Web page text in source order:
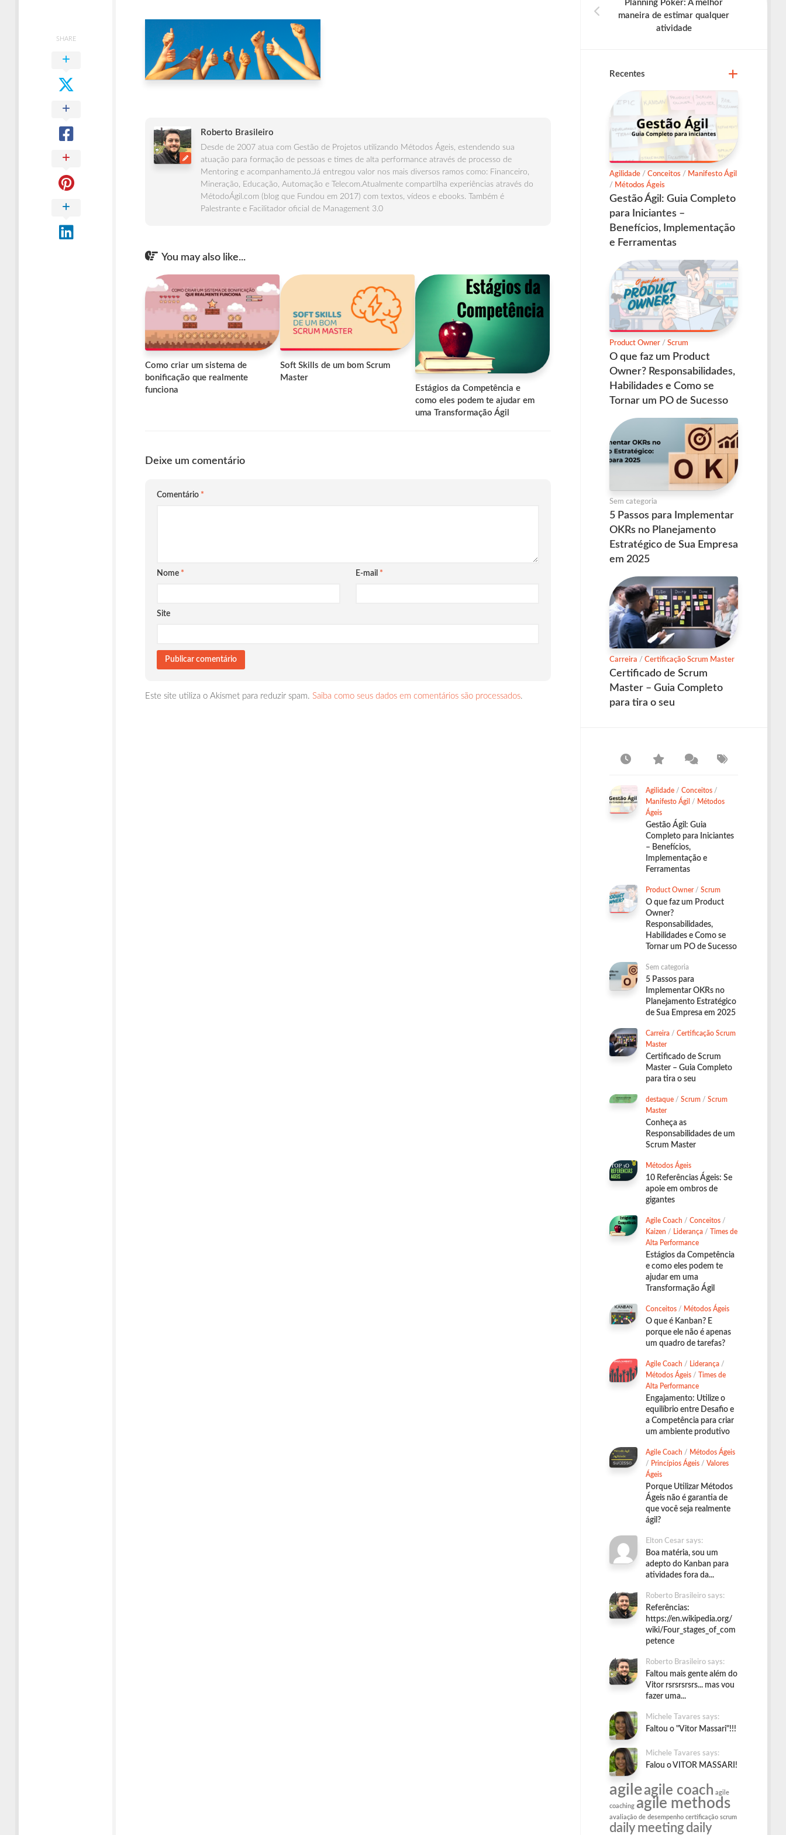
Ágeis
SHARE
Roberto Brasileiro
Desde de 2007 atua com Gestão de Projetos utilizando Métodos Ágeis, estendendo sua
atuação para formação de pessoas e times de alta performance através de processo de
Mentoring e acompanhamento.Já entregou valor nos mais diversos ramos como: Financeiro,
Mineração, Educação, Automação e Telecom.Atualmente compartilha experiências através do
MétodoÁgil.com (blog que Fundou em 2017) com textos, vídeos e ebooks. Também é
Palestrante e Facilitador oficial de Management 3.0
You may also like...
Como criar um sistema de
bonificação que realmente
funciona
Soft Skills de um bom Scrum
Master
Estágios da Competência e
como eles podem te ajudar em
uma Transformação Ágil
Deixe um comentário
Comentário *
Nome * E-mail *
Site
Este site utiliza o Akismet para reduzir spam. Saiba como seus dados em comentários são processados.
Planning Poker: A melhor
maneira de estimar qualquer
atividade
Recentes
Agilidade / Conceitos / Manifesto Ágil
/ Métodos Ágeis
Gestão Ágil: Guia Completo
para Iniciantes –
Benefícios, Implementação
e Ferramentas
Product Owner / Scrum
O que faz um Product
Owner? Responsabilidades,
Habilidades e Como se
Tornar um PO de Sucesso
Sem categoria
5 Passos para Implementar
OKRs no Planejamento
Estratégico de Sua Empresa
em 2025
Carreira / Certificação Scrum Master
Certificado de Scrum
Master – Guia Completo
para tira o seu
Agilidade / Conceitos /
Manifesto Ágil / Métodos
Ágeis
Gestão Ágil: Guia
Completo para Iniciantes
– Benefícios,
Implementação e
Ferramentas
Product Owner/ Scrum
O que faz um Product
Owner?
Responsabilidades,
Habilidades e Como se
Tornar um PO de Sucesso
Sem categoria
5 Passos para
Implementar OKRs no
Planejamento Estratégico
de Sua Empresa em 2025
Carreira / Certificação Scrum
Master
Certificado de Scrum
Master – Guia Completo
para tira o seu
destaque / Scrum / Scrum
Master
Conheça as
Responsabilidades de um
Scrum Master
Métodos Ágeis
10 Referências Ágeis: Se
apoie em ombros de
gigantes
Agile Coach / Conceitos /
Kaizen / Liderança / Times de
Alta Performance
Estágios da Competência
e como eles podem te
ajudar em uma
Transformação Ágil
Conceitos / Métodos Ágeis
O que é Kanban? E
porque ele não é apenas
um quadro de tarefas?
Agile Coach / Liderança /
Métodos Ágeis / Times de
Alta Performance
Engajamento: Utilize o
equilíbrio entre Desafio e
a Competência para criar
um ambiente produtivo
Agile Coach / Métodos Ágeis
/ Princípios Ágeis / Valores
Ágeis
Porque Utilizar Métodos
Ágeis não é garantia de
que você seja realmente
ágil?
Elton Cesar says:
Boa matéria, sou um
adepto do Kanban para
atividades fora da...
Roberto Brasileiro says:
Referências:
https://en.wikipedia.org/
wiki/Four_stages_of_com
petence
Roberto Brasileiro says:
Faltou mais gente além do
Vitor rsrsrsrsrs... mas vou
fazer uma...
Michele Tavares says:
Faltou o "Vitor Massari"!!!
Michele Tavares says:
Falou o VITOR MASSARI!
agileagile coach agile
coaching agile methods
avaliação de desempenho certificação scrum
daily meeting daily